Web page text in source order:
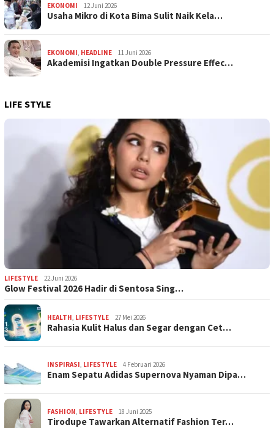
EKONOMI 12 Juni 2026
Usaha Mikro di Kota Bima Sulit Naik Kela…
EKONOMI HEADLINE 11 Juni 2026
Akademisi Ingatkan Double Pressure Effec…
LIFE STYLE
LIFESTYLE 22 Juni 2026
Glow Festival 2026 Hadir di Sentosa Sing…
HEALTH LIFESTYLE 27 Mei 2026
Rahasia Kulit Halus dan Segar dengan Cet…
INSPIRASI LIFESTYLE 4 Februari 2026
Enam Sepatu Adidas Supernova Nyaman Dipa…
FASHION LIFESTYLE 18 Juni 2025
Tirodupe Tawarkan Alternatif Fashion Ter…